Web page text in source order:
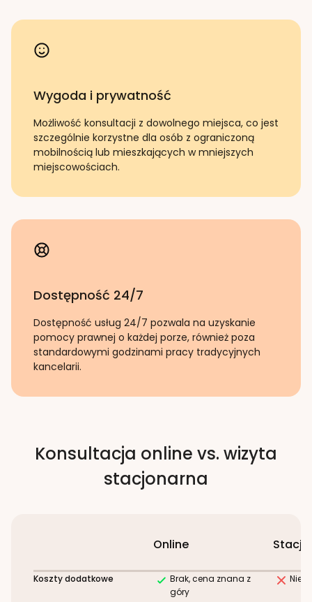
Wygoda i prywatność
Możliwość konsultacji z dowolnego miejsca, co jest
szczególnie korzystne dla osób z ograniczoną
mobilnością lub mieszkających w mniejszych
miejscowościach.
Dostępność 24/7
Dostępność usług 24/7 pozwala na uzyskanie
pomocy prawnej o każdej porze, również poza
standardowymi godzinami pracy tradycyjnych
kancelarii.
Konsultacja online vs. wizyta
stacjonarna
Online
Koszty dodatkowe
Brak, cena znana z
góry